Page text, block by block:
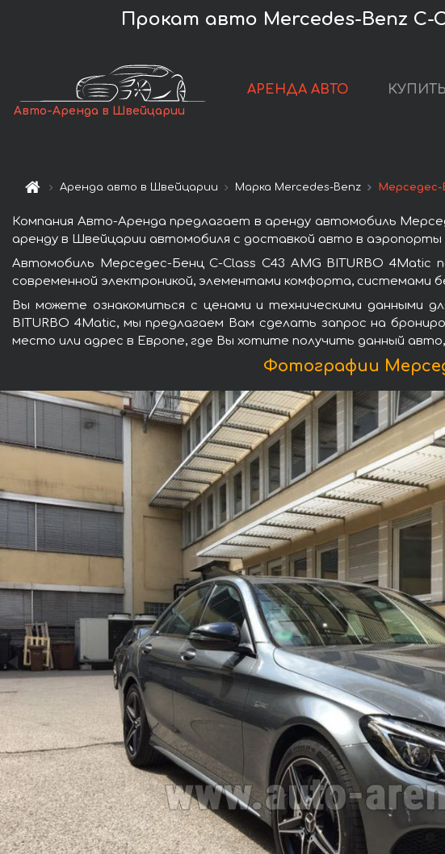
Прокат авто Mercedes-Benz C-
Авто-Аренда в Швейцарии
АРЕНДА АВТО
Аренда авто в Швейцарии Марка Mercedes-Benz Мерседес-
Компания Авто-Аренда предлагает в аренду автомобиль
аренду в Швейцарии автомобиля с доставкой авто в аэропорты
Автомобиль Мерседес-Бенц C-Class C43 AMG BITURBO
современной электроникой, элементами комфорта, системами
Вы можете ознакомиться с ценами и техническими данными
BITURBO 4Matic, мы предлагаем Вам сделать запрос на
место или адрес в Европе, где Вы хотите получить данный
Фотографии